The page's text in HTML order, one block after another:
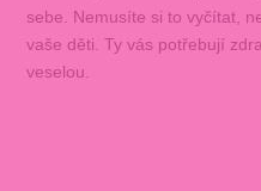
sebe. Nemusíte si to vyčítat,
vaše děti. Ty vás potřebují
veselou.